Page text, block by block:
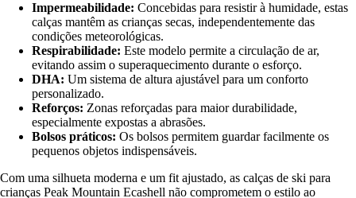
Impermeabilidade: Concebidas para resistir à humidade, estas
calças mantêm as crianças secas, independentemente das
condições meteorológicas.
Respirabilidade: Este modelo permite a circulação de ar,
evitando assim o superaquecimento durante o esforço.
DHA: Um sistema de altura ajustável para um conforto
personalizado.
Reforços: Zonas reforçadas para maior durabilidade,
especialmente expostas a abrasões.
Bolsos práticos: Os bolsos permitem guardar facilmente os
pequenos objetos indispensáveis.
Com uma silhueta moderna e um fit ajustado, as calças de ski para
crianças Peak Mountain Ecashell não comprometem o estilo ao